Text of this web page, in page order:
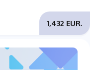
1,432 EUR.